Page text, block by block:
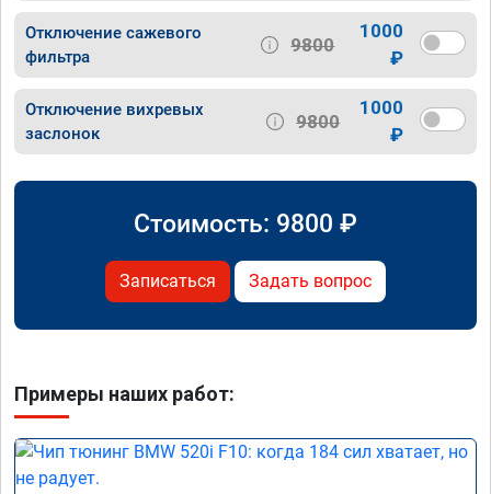
Отключение сажевого
фильтра
9800
1000
₽
Отключение вихревых
заслонок
9800
1000
₽
Стоимость: 9800 ₽
Записаться Задать вопрос
Примеры наших работ: